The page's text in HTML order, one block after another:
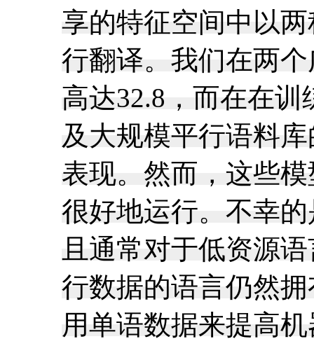
享的特征空间中以
行翻译。我们在两
高达32.8，而在在
及大规模平行语料
表现。然而，这些
很好地运行。不幸
且通常对于低资源
行数据的语言仍然
用单语数据来提高